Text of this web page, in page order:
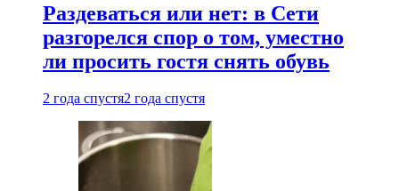
Раздеваться или нет: в Сети
разгорелся спор о том, уместно
ли просить гостя снять обувь
2 года спустя2 года спустя